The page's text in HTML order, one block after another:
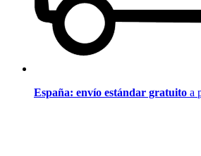
España: envío estándar gratuito a